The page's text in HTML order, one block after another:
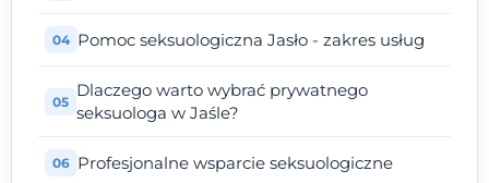
Pomoc seksuologiczna Jasło - zakres usług
Dlaczego warto wybrać prywatnego
seksuologa w Jaśle?
Profesjonalne wsparcie seksuologiczne